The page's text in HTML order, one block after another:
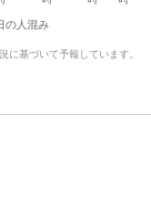
に基づいて予報しています。